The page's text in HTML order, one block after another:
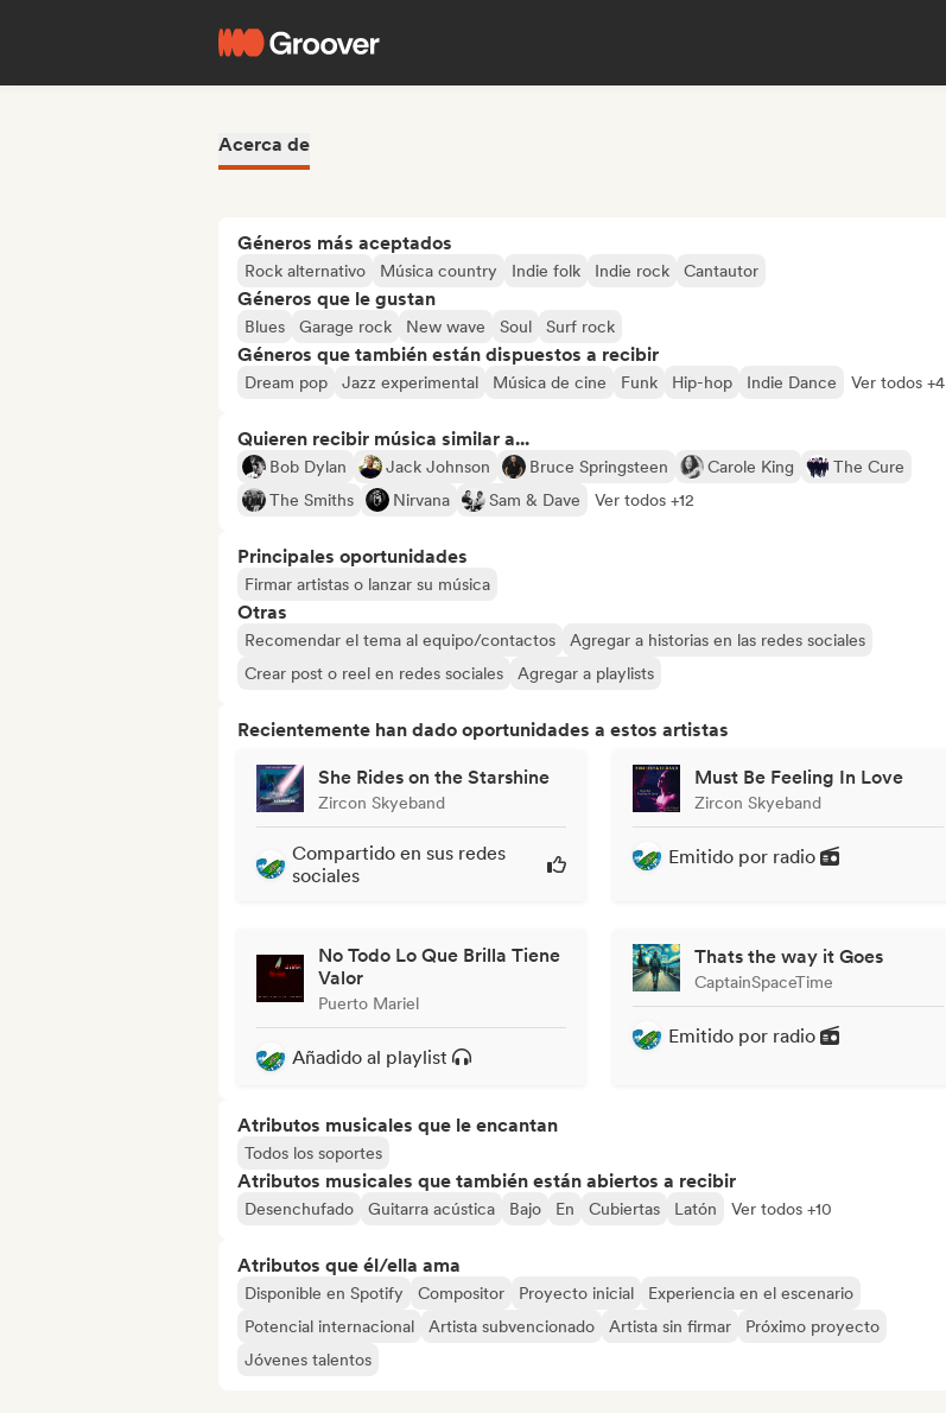
Acerca de
Géneros más aceptados
Rock alternativo Música country Indie folk Indie rock Cantautor
Géneros que le gustan
Blues Garage rock New wave Soul Surf rock
Géneros que también están dispuestos a recibir
Dream pop Jazz experimental Música de cine Funk Hip-hop Indie Dance Ver todos +4
Quieren recibir música similar a...
Bob Dylan Jack Johnson Bruce Springsteen Carole King
The Cure
The Smiths
Nirvana Sam & Dave Ver todos +12
Principales oportunidades
Firmar artistas o lanzar su música
Otras
Recomendar el tema al equipo/contactos
Agregar a historias en las redes sociales
Crear post o reel en redes sociales
Agregar a playlists
Recientemente han dado oportunidades a estos artistas
She Rides on the Starshine
Zircon Skyeband
Compartido en sus redes
sociales
Must Be Feeling In Love
Zircon Skyeband
Emitido por radio
No Todo Lo Que Brilla Tiene
Valor
Puerto Mariel
Añadido al playlist
Thats the way it Goes
CaptainSpaceTime
Emitido por radio
Atributos musicales que le encantan
Todos los soportes
Atributos musicales que también están abiertos a recibir
Desenchufado Guitarra acústica Bajo En Cubiertas Latón Ver todos +10
Atributos que él/ella ama
Disponible en Spotify Compositor Proyecto inicial
Experiencia en el escenario
Potencial internacional
Artista subvencionado Artista sin firmar
Próximo proyecto
Jóvenes talentos